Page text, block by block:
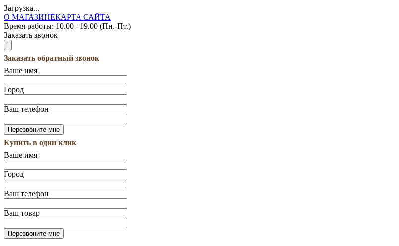
Загрузка...
О МАГАЗИНЕКАРТА САЙТА
Время работы: 10.00 - 19.00 (Пн.-Пт.)
Заказать звонок
Заказать обратный звонок
Ваше имя
Город
Ваш телефон
Купить в один клик
Ваше имя
Город
Ваш телефон
Ваш товар